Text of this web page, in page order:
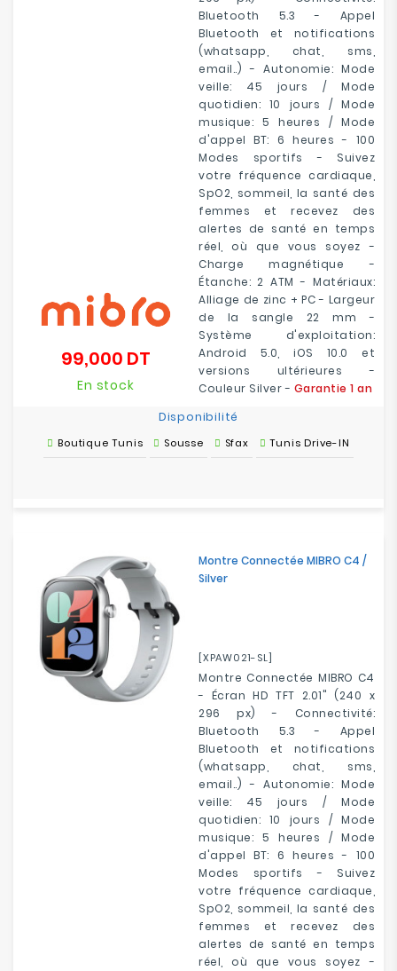
Bluetooth 5.3 - Appel
Bluetooth et notifications
(whatsapp, chat, sms,
email..) - Autonomie: Mode
veille: 45 jours / Mode
quotidien: 10 jours / Mode
musique: 5 heures / Mode
d'appel BT: 6 heures - 100
Modes sportifs - Suivez
votre fréquence cardiaque,
SpO2, sommeil, la santé des
femmes et recevez des
alertes de santé en temps
réel, où que vous soyez -
Charge magnétique -
Étanche: 2 ATM - Matériaux:
Alliage de zinc + PC - Largeur
de la sangle 22 mm -
Système d'exploitation:
Android 5.0, iOS 10.0 et
versions ultérieures -
Couleur Silver - Garantie 1 an
99,000 DT
En stock
Disponibilité
Boutique Tunis Sousse Sfax Tunis Drive-IN
Montre Connectée MIBRO C4 /
Silver
[XPAW021-SL]
Montre Connectée MIBRO C4
- Écran HD TFT 2.01" (240 x
296 px) - Connectivité:
Bluetooth 5.3 - Appel
Bluetooth et notifications
(whatsapp, chat, sms,
email..) - Autonomie: Mode
veille: 45 jours / Mode
quotidien: 10 jours / Mode
musique: 5 heures / Mode
d'appel BT: 6 heures - 100
Modes sportifs - Suivez
votre fréquence cardiaque,
SpO2, sommeil, la santé des
femmes et recevez des
alertes de santé en temps
réel, où que vous soyez -